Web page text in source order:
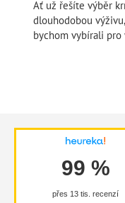
Ať už řešíte výběr
dlouhodobou
bychom vybírali pro
99 %
přes 13 tis. recenzí